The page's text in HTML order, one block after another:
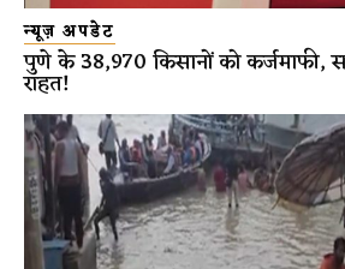
न्यूज़ अपडेट
पुणे के 38,970 किसानों को कर्जमाफी,
राहत!